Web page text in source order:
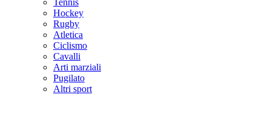
Tennis
Hockey
Rugby
Atletica
Ciclismo
Cavalli
Arti marziali
Pugilato
Altri sport